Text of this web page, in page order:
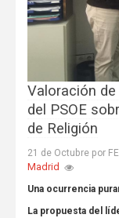
Valoración de
del PSOE
de Religión
21 de Octubre por
Madrid
Una ocurrencia
La propuesta del